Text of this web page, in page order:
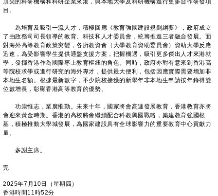
頂尖的科研機構和科研企業來港，與本地大學及科研機構進行更多合作研發項
目。
為培育及吸引一流人才，積極回應《教育強國建設規劃綱要》，政府成立
了由政務司司長領導的教育、科技和人才委員會，統籌推進三者融合發展。面
對海外高等教育政策突變，各所教資會（大學教育資助委員會）資助大學反應
迅速，為受影響學生提供通盤支援方案，把握機遇，吸引更多傑出人才來港就
學，發揮香港作為國際專上教育樞紐的角色。同時，政府亦對有意來到香港高
等院校求學或進行研究的海外專才，提供最大便利，包括因應實際需要增加非
本地生名額。根據最新數字，不少院校接獲的新學年非本地生申請按年錄得雙
位數增長，彰顯香港高等教育的優勢。
功崇惟志，業廣惟勤。未來十年，國家將會高速發展教育，香港教育亦將
會迎來黃金時期。香港的高校將會繼續配合科教興國戰略，築建教育強國根
基，積極推動大學城發展，為國家建設具有全球影響力的重要教育中心貢獻力
量。
多謝主席。
完
2025年7月10日（星期四）
香港時間11時52分